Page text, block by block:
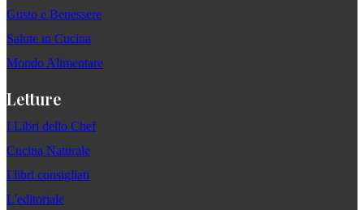
Gusto e Benessere
Salute in Cucina
Mondo Alimentare
Letture
I Libri dello Chef
Cucina Naturale
I libri consigliati
L'editoriale